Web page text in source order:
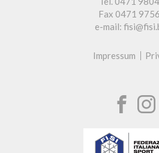
Fax 0471
e-mail:
Impressum